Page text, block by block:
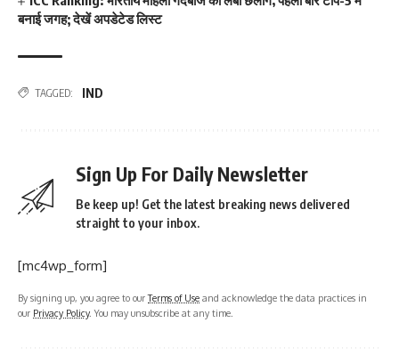
बनाई जगह; देखें अपडेटेड लिस्ट
TAGGED: IND
Sign Up For Daily Newsletter
Be keep up! Get the latest breaking news delivered
straight to your inbox.
[mc4wp_form]
By signing up, you agree to ourTerms of Use and acknowledge the data practices in
our Privacy Policy. You may unsubscribe at any time.